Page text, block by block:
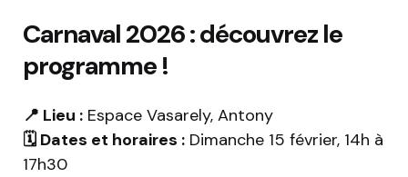
Carnaval 2026 : découvrez le
programme !
📍 Lieu : Espace Vasarely, Antony
🗓️ Dates et horaires : Dimanche 15 février, 14h à
17h30